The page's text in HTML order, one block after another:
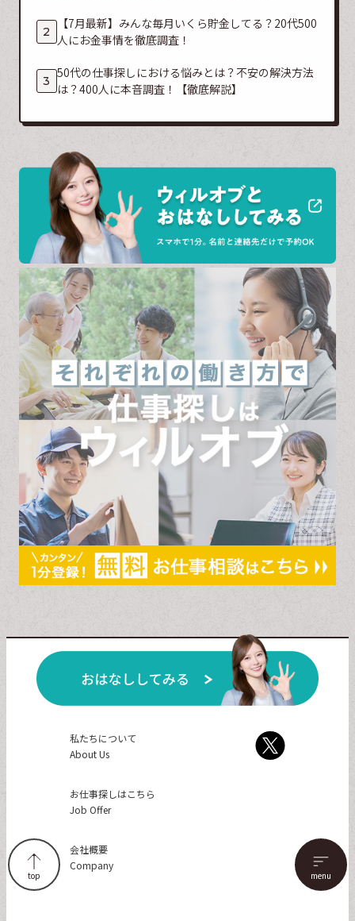
【7月最新】みんな毎月いくら貯金してる？20代500
人にお金事情を徹底調査！
50代の仕事探しにおける悩みとは？不安の解決方法
は？400人に本音調査！【徹底解説】
top
私たちについて
About Us
お仕事探しはこちら
Job Offer
会社概要
Company